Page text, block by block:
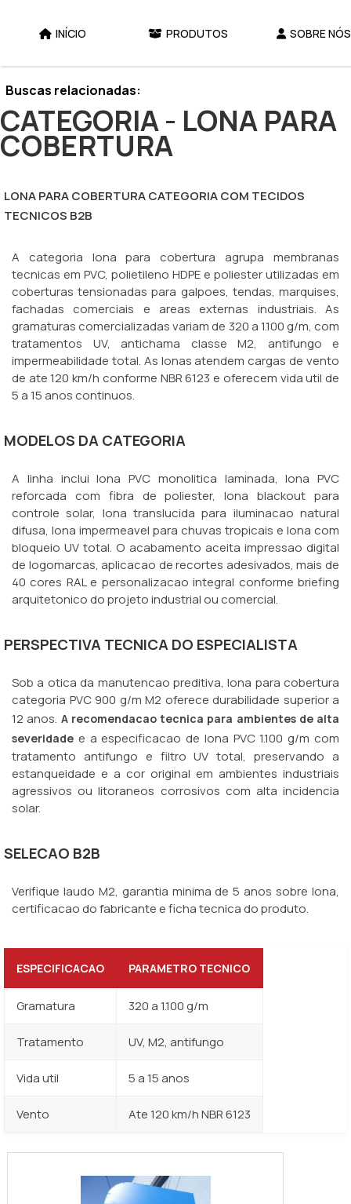
INÍCIO PRODUTOS SOBRE NÓS
Buscas relacionadas:
CATEGORIA - LONA PARA
COBERTURA
LONA PARA COBERTURA CATEGORIA COM TECIDOS
TECNICOS B2B
A categoria lona para cobertura agrupa membranas
tecnicas em PVC, polietileno HDPE e poliester utilizadas em
coberturas tensionadas para galpoes, tendas, marquises,
fachadas comerciais e areas externas industriais. As
gramaturas comercializadas variam de 320 a 1.100 g/m, com
tratamentos UV, antichama classe M2, antifungo e
impermeabilidade total. As lonas atendem cargas de vento
de ate 120 km/h conforme NBR 6123 e oferecem vida util de
5 a 15 anos continuos.
MODELOS DA CATEGORIA
A linha inclui lona PVC monolitica laminada, lona PVC
reforcada com fibra de poliester, lona blackout para
controle solar, lona translucida para iluminacao natural
difusa, lona impermeavel para chuvas tropicais e lona com
bloqueio UV total. O acabamento aceita impressao digital
de logomarcas, aplicacao de recortes adesivados, mais de
40 cores RAL e personalizacao integral conforme briefing
arquitetonico do projeto industrial ou comercial.
PERSPECTIVA TECNICA DO ESPECIALISTA
Sob a otica da manutencao preditiva, lona para cobertura
categoria PVC 900 g/m M2 oferece durabilidade superior a
12 anos. A recomendacao tecnica para ambientes de alta
severidade e a especificacao de lona PVC 1.100 g/m com
tratamento antifungo e filtro UV total, preservando a
estanqueidade e a cor original em ambientes industriais
agressivos ou litoraneos corrosivos com alta incidencia
solar.
SELECAO B2B
Verifique laudo M2, garantia minima de 5 anos sobre lona,
certificacao do fabricante e ficha tecnica do produto.
ESPECIFICACAO PARAMETRO TECNICO
Gramatura 320 a 1.100 g/m
Tratamento UV, M2, antifungo
Vida util 5 a 15 anos
Vento Ate 120 km/h NBR 6123